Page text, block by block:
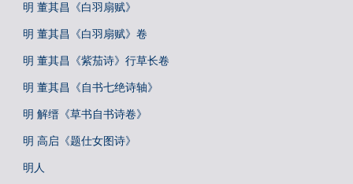
明 董其昌《白羽扇赋》
明 董其昌《白羽扇赋》卷
明 董其昌《紫茄诗》行草长卷
明 董其昌《自书七绝诗轴》
明 解缙《草书自书诗卷》
明 高启《题仕女图诗》
明人